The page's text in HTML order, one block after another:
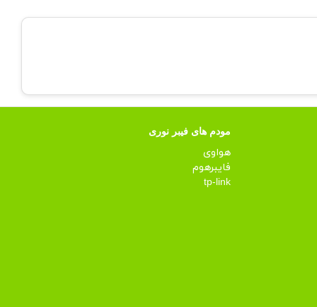
مودم های فیبر نوری
هواوی
فایبرهوم
tp-link